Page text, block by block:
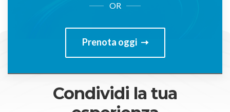
OR
Prenota oggi
Condividi la tua